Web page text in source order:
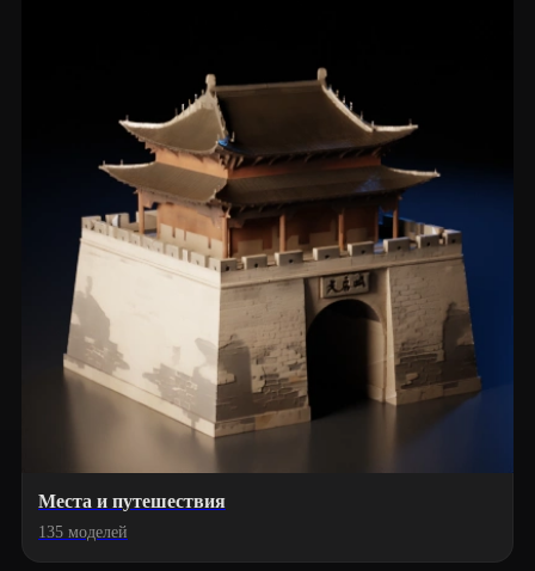
Места и путешествия
135 моделей